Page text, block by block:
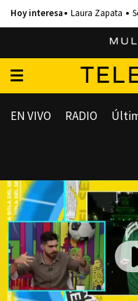
Laura Zapata
EN VIVO RADIO